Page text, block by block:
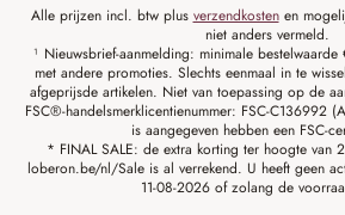
Alle prijzen incl. btw plus verzendkostenen
niet anders vermeld.
¹ Nieuwsbrief-aanmelding: minimale
met andere promoties. Slechts eenmaal in te
afgeprijsde artikelen. Niet van toepassing op de
FSC®-handelsmerklicentienummer: FSC-C136992
is aangegeven hebben een FSC-
* FINAL SALE: de extra korting ter hoogte van
loberon.be/nl/Sale is al verrekend. U heeft geen
11-08-2026 of zolang de